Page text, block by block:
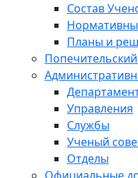
Состав
Планы и
Управления
Службы
Ученый
Отделы